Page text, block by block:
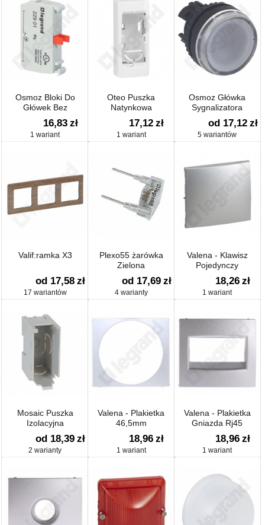
Osmoz Bloki Do
Główek Bez
Podświetlenia Zaciski
śrubowe 1 R
16,83 zł
1 wariant
Oteo Puszka
Natynkowa
17,12 zł
1 wariant
Osmoz Główka
Sygnalizatora
od 17,12 zł
5 wariantów
Valif:ramka X3
od 17,58 zł
17 wariantów
Plexo55 żarówka
Zielona
od 17,69 zł
4 warianty
Valena - Klawisz
Pojedynczy
18,26 zł
1 wariant
Mosaic Puszka
Izolacyjna
od 18,39 zł
2 warianty
Valena - Plakietka
46,5mm
18,96 zł
1 wariant
Valena - Plakietka
Gniazda Rj45
18,96 zł
1 wariant